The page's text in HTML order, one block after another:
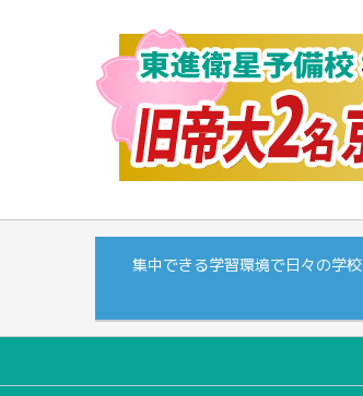
集中できる学習環境で日々の学